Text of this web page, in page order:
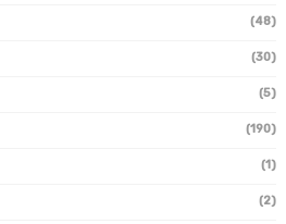
(48)
(30)
(5)
(190)
(1)
(2)